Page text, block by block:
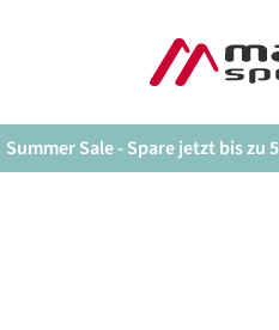
Summer Sale - Spare jetzt bis